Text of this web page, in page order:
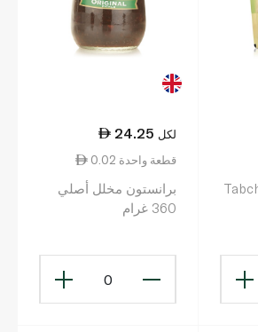
24.25 لكل
0.02 قطعة واحدة
برانستون مخلل أصلي
360 غرام
0